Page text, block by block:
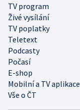
TV program
Živé vysílání
TV poplatky
Teletext
Podcasty
Počasí
E-shop
Mobilní a TV aplikace
Vše o ČT